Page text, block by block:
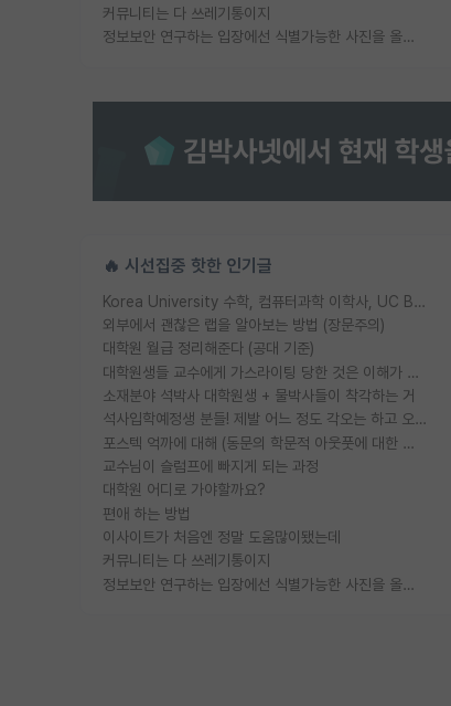
커뮤니티는 다 쓰레기통이지
정보보안 연구하는 입장에선 식별가능한 사진을 올리는건 비추이긴함
🔥 시선집중 핫한 인기글
Korea University 수학, 컴퓨터과학 이학사, UC Berkeley 산업공학 대학원 공학박사가 되는 것은 쉽지 않겠죠?
외부에서 괜찮은 랩을 알아보는 방법 (장문주의)
대학원 월급 정리해준다 (공대 기준)
대학원생들 교수에게 가스라이팅 당한 것은 이해가 갑니다. 안타깝네요.
소재분야 석박사 대학원생 + 물박사들이 착각하는 거
석사입학예정생 분들! 제발 어느 정도 각오는 하고 오세요.
포스텍 억까에 대해 (동문의 학문적 아웃풋에 대한 반박)
교수님이 슬럼프에 빠지게 되는 과정
대학원 어디로 가야할까요?
편애 하는 방법
이사이트가 처음엔 정말 도움많이됐는데
커뮤니티는 다 쓰레기통이지
정보보안 연구하는 입장에선 식별가능한 사진을 올리는건 비추이긴함